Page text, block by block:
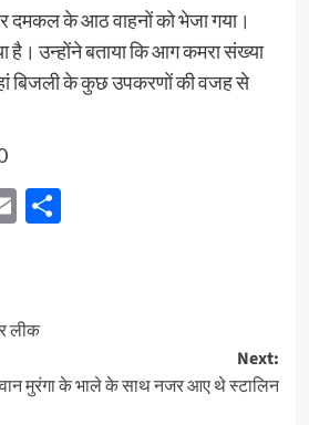
दमकल के आठ वाहनों को भेजा गया।
है। उन्होंने बताया कि आग कमरा संख्या
बिजली के कुछ उपकरणों की वजह से
EmailShare
लीक
Next:
मुरंगा के भाले के साथ नजर आए थे स्टालिन